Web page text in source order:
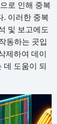
로 인해 중복
. 이러한 중복
및 보고에도
동하는 곳입
제하여 데이
데 도움이 되